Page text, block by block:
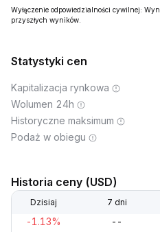
Wyłączenie odpowiedzialności cywilnej:
przyszłych wyników.
Statystyki cen
Kapitalizacja rynkowa
Wolumen 24h
Historyczne maksimum
Podaż w obiegu
Historia ceny (USD)
Dzisiaj 7 dni
-1.13% --